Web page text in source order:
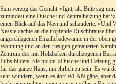
Sam verzog das Gesicht. »Igitt, alt. Bitte sag mir,
zumindest eine Dusche und Zentralheizung
einen Blick auf das Navi und schauderte. »Und
Nessie dachte an die tropfende Duschbrause
angeschlagenen Emaillebadewanne in der oben
Wohnung und an den riesigen gemauerten
Zentrum des mit Holzbalken durchzogenen
Pubs bildete. Sie nickte. »Dusche und Heizung
für das ganze Haus, um ehrlich zu sein. Es
sehr wundern, wenn es dort WLAN gäbe, aber